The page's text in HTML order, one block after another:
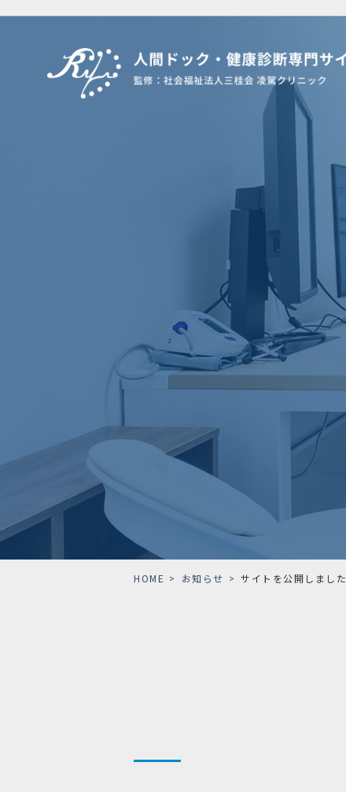
HOME > お知らせ > サイトを公開しました